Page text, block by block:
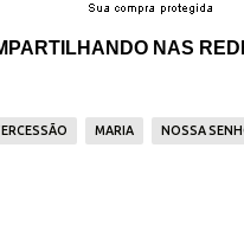
NAS
MARIA NOSSA